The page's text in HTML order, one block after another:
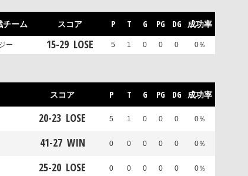
チーム スコア P T G PG DG 成功率
ー 15-29 LOSE 5 1 0 0 0 0％
スコア P T G PG DG 成功率
20-23 LOSE 5 1 0 0 0 0％
41-27 WIN 0 0 0 0 0 0％
25-20 LOSE 0 0 0 0 0 0％